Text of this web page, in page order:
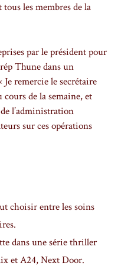
les membres de la
par le président pour
Thune dans un
remercie le secrétaire
de la semaine, et
de l’administration
sur ces opérations
choisir entre les soins
dans une série thriller
et A24, Next Door.